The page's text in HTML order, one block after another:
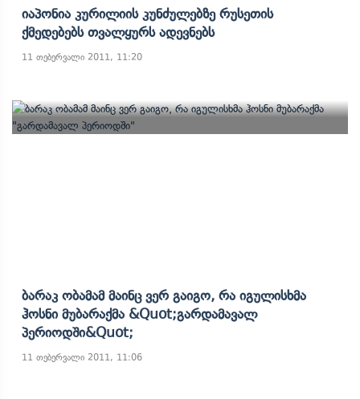
Იაპონია Კურილიის Კუნძულებზე Რუსეთის
Ქმედებებს Თვალყურს Ადევნებს
11 თებერვალი 2011, 11:20
Ბარაკ Ობამამ Მაინც Ვერ Გაიგო, Რა Იგულისხმა
Ჰოსნი Მუბარაქმა &quot;გარდამავალ
Პერიოდში&quot;
11 თებერვალი 2011, 11:06